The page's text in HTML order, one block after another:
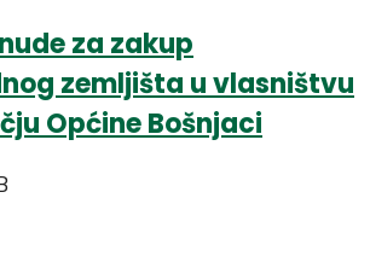
za zakup
zemljišta u vlasništvu
Općine Bošnjaci